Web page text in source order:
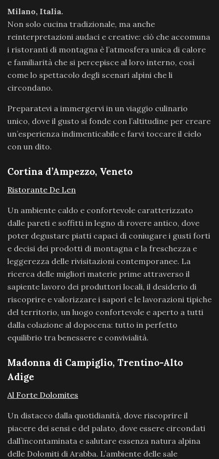
Milano, Italia.
Non solo cucina tradizionale, ma anche
reinterpretazioni audaci e creative: ciò che accomuna
i ristoranti di montagna è l’atmosfera unica di calore
e familiarità che si percepisce al loro interno, così
come lo spettacolo degli scenari alpini che li
circondano.
Preparatevi a immergervi in un viaggio culinario
unico, dove il gusto si fonde con l’altitudine per creare
un’esperienza indimenticabile e farvi toccare il cielo
con un dito.
Cortina d’Ampezzo, Veneto
Ristorante De Len
Un ambiente caldo e confortevole caratterizzato
dalle pareti e soffitti in legno di rovere antico, dove
poter degustare piatti capaci di coniugare i gusti forti
e decisi dei prodotti di montagna e la freschezza e
leggerezza delle rivisitazioni contemporanee. La
ricerca delle migliori materie prime attraverso il
sapiente lavoro dei produttori locali, il desiderio di
riscoprire e valorizzare i sapori e le lavorazioni tipiche
del territorio, un luogo confortevole e aperto a tutti
dalla colazione al dopocena: tutto in perfetto
equilibrio tra benessere e convivialità.
Madonna di Campiglio, Trentino-Alto
Adige
Al Forte Dolomites
Un distacco dalla quotidianità, dove riscoprire il
piacere dei sensi e del palato, dove essere circondati
dall’incontaminata e salutare essenza natura alpina
delle Dolomiti di Arabba. L’ambiente delle sale